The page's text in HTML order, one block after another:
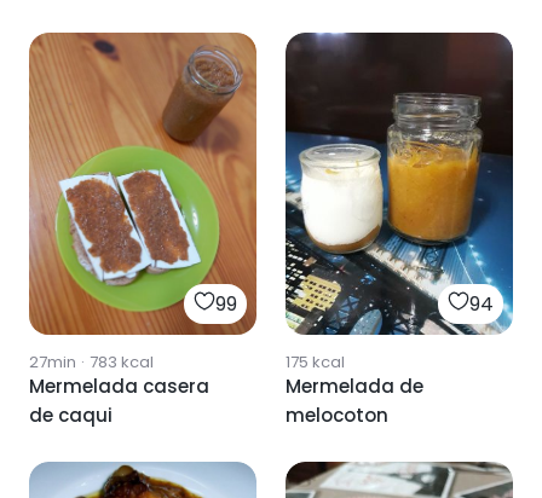
99
27min · 783 kcal
Mermelada casera
de caqui
94
175 kcal
Mermelada de
melocoton